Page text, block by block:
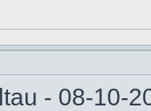
- 08-10-